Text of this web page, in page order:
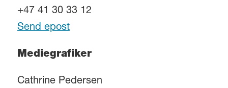
+47 41 30 33 12
Send epost
Mediegrafiker
Cathrine Pedersen